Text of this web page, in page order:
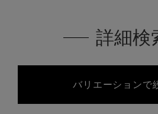
詳細検
バリエーションで